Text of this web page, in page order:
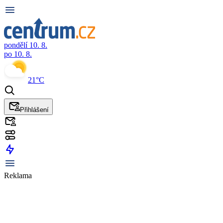
pondělí 10. 8.
po 10. 8.
21°C
Přihlášení
Reklama